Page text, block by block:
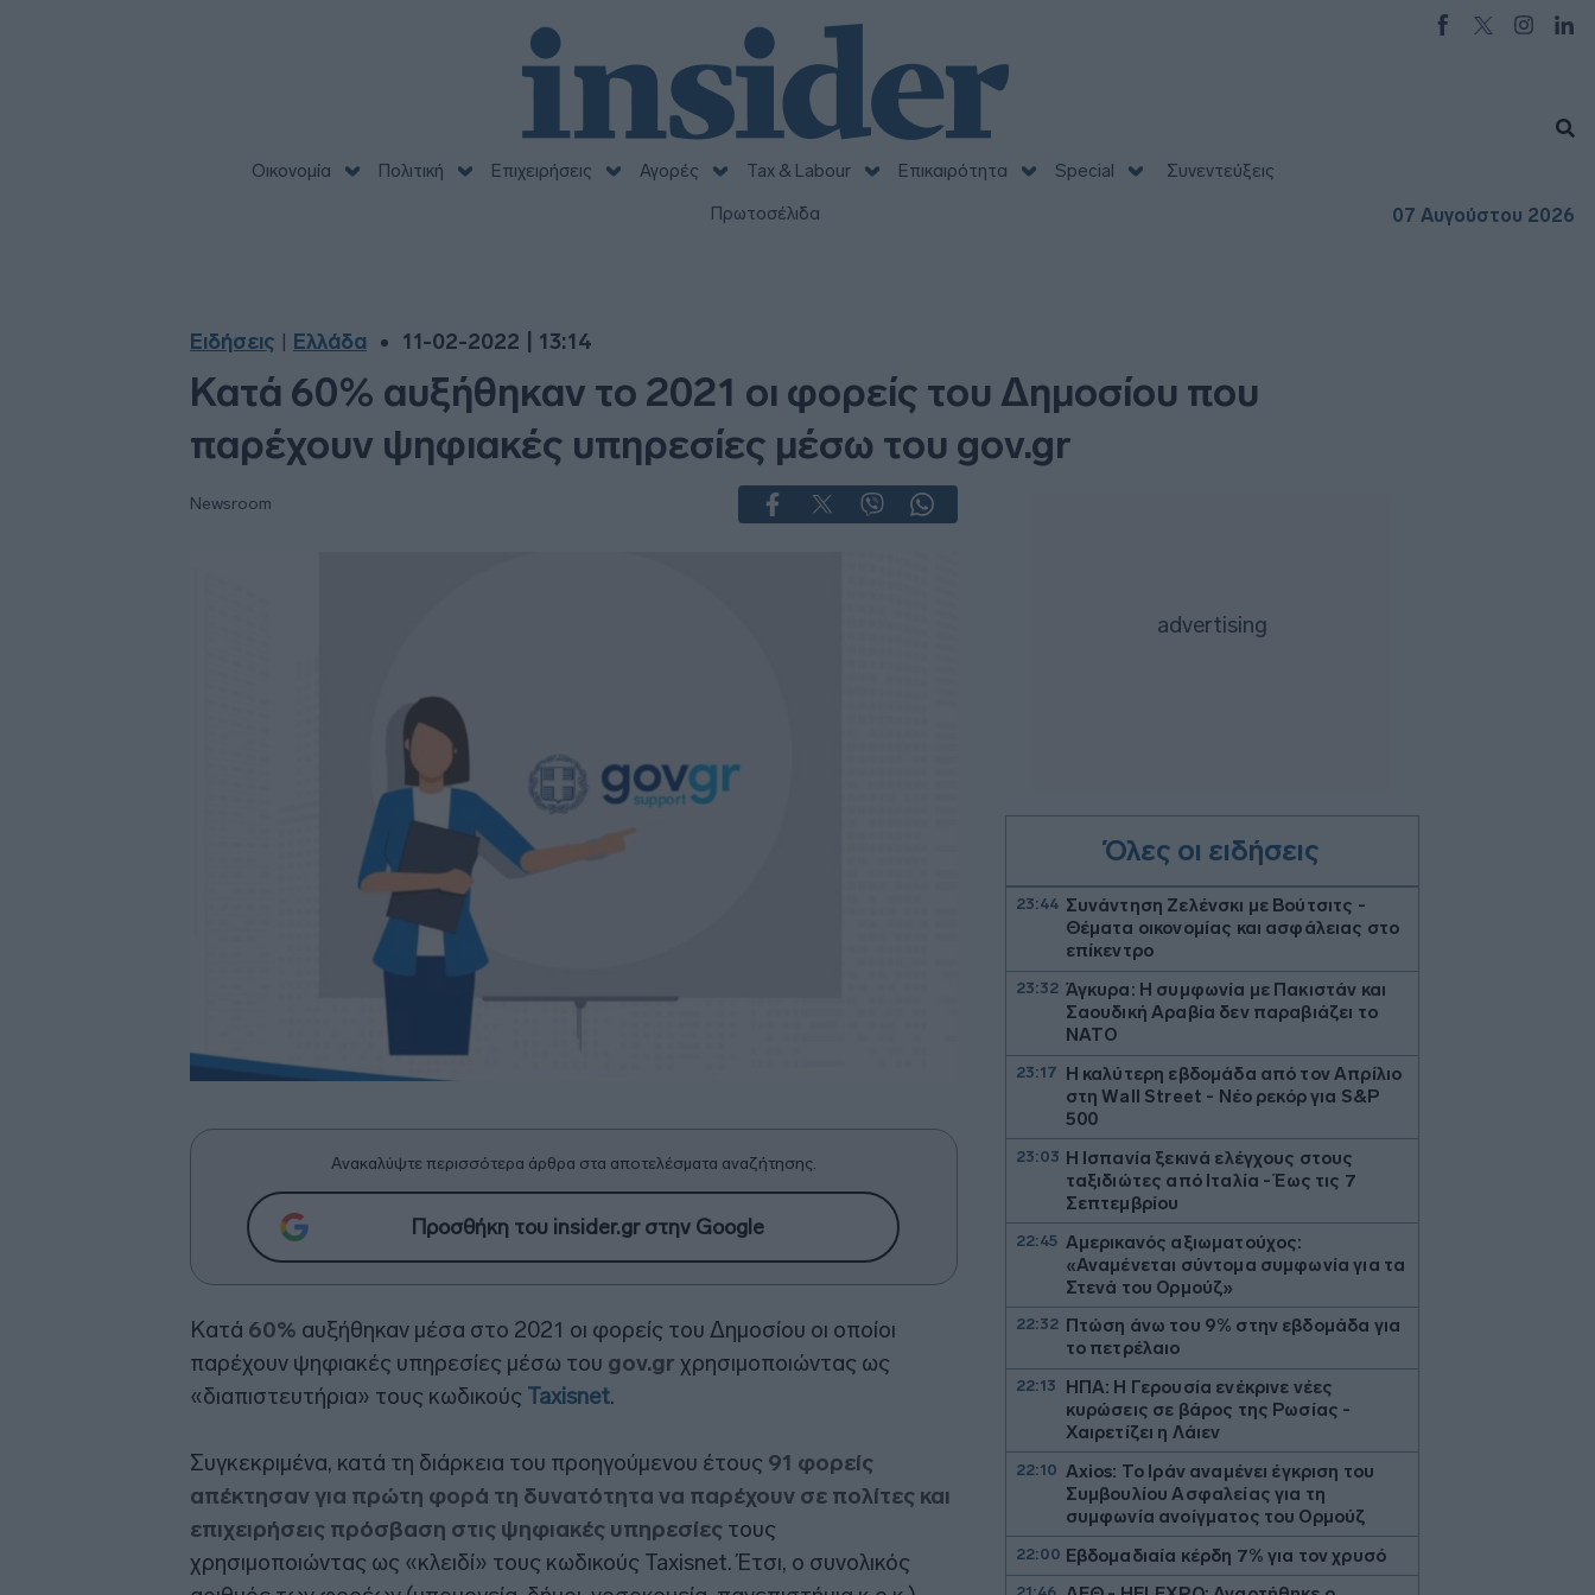
Οικονομία Πολιτική Επιχειρήσεις Αγορές Tax & Labour Επικαιρότητα Special
Συνεντεύξεις
Πρωτοσέλιδα
07 Αυγούστου 2026
Ειδήσεις Ελλάδα 11-02-2022 | 13:14
Κατά 60% αυξήθηκαν το 2021 οι φορείς του Δημοσίου που
παρέχουν ψηφιακές υπηρεσίες μέσω του gov.gr
Newsroom
Ανακαλύψτε περισσότερα άρθρα στα αποτελέσματα αναζήτησης.
Προσθήκη του insider.gr στην Google
Κατά 60% αυξήθηκαν μέσα στο 2021 οι φορείς του Δημοσίου οι οποίοι
παρέχουν ψηφιακές υπηρεσίες μέσω του gov.gr χρησιμοποιώντας ως
«διαπιστευτήρια» τους κωδικούς Taxisnet.
Συγκεκριμένα, κατά τη διάρκεια του προηγούμενου έτους 91 φορείς
απέκτησαν για πρώτη φορά τη δυνατότητα να παρέχουν σε πολίτες και
επιχειρήσεις πρόσβαση στις ψηφιακές υπηρεσίες τους
χρησιμοποιώντας ως «κλειδί» τους κωδικούς Taxisnet. Έτσι, ο συνολικός
Όλες οι ειδήσεις
23:44 Συνάντηση Ζελένσκι με Βούτσιτς -
Θέματα οικονομίας και ασφάλειας στο
επίκεντρο
23:32 Άγκυρα: Η συμφωνία με Πακιστάν και
Σαουδική Αραβία δεν παραβιάζει το
ΝΑΤΟ
23:17 Η καλύτερη εβδομάδα από τον Απρίλιο
στη Wall Street - Νέο ρεκόρ για S&P
500
23:03 Η Ισπανία ξεκινά ελέγχους στους
ταξιδιώτες από Ιταλία - Έως τις 7
Σεπτεμβρίου
22:45 Αμερικανός αξιωματούχος:
«Αναμένεται σύντομα συμφωνία για τα
Στενά του Ορμούζ»
22:32 Πτώση άνω του 9% στην εβδομάδα για
το πετρέλαιο
22:13
ΗΠΑ: Η Γερουσία ενέκρινε νέες
κυρώσεις σε βάρος της Ρωσίας -
Χαιρετίζει η Λάιεν
22:10 Axios: Το Ιράν αναμένει έγκριση του
Συμβουλίου Ασφαλείας για τη
συμφωνία ανοίγματος του Ορμούζ
22:00 Εβδομαδιαία κέρδη 7% για τον χρυσό